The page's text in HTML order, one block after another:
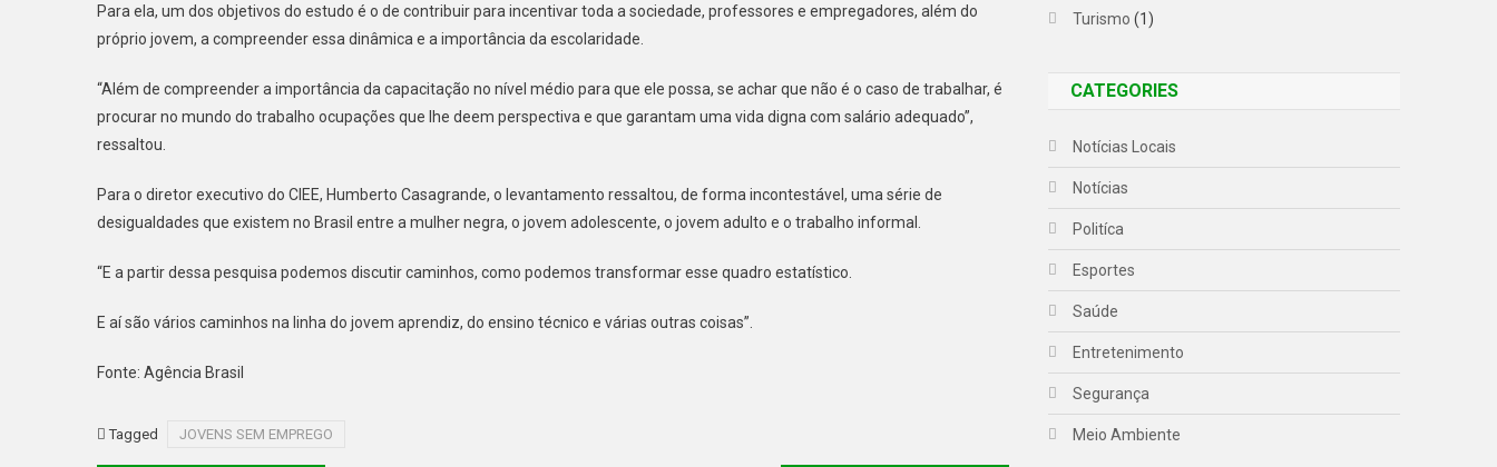
Para ela, um dos objetivos do estudo é o de contribuir para incentivar toda a sociedade, professores e empregadores, além do
próprio jovem, a compreender essa dinâmica e a importância da escolaridade.
“Além de compreender a importância da capacitação no nível médio para que ele possa, se achar que não é o caso de trabalhar, é
procurar no mundo do trabalho ocupações que lhe deem perspectiva e que garantam uma vida digna com salário adequado”,
ressaltou.
Para o diretor executivo do CIEE, Humberto Casagrande, o levantamento ressaltou, de forma incontestável, uma série de
desigualdades que existem no Brasil entre a mulher negra, o jovem adolescente, o jovem adulto e o trabalho informal.
“E a partir dessa pesquisa podemos discutir caminhos, como podemos transformar esse quadro estatístico.
E aí são vários caminhos na linha do jovem aprendiz, do ensino técnico e várias outras coisas”.
Fonte: Agência Brasil
Tagged JOVENS SEM EMPREGO
Turismo (1)
CATEGORIES
Notícias Locais
Notícias
Politíca
Esportes
Saúde
Entretenimento
Segurança
Meio Ambiente